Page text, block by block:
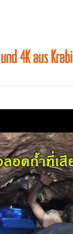
4K aus Krabi